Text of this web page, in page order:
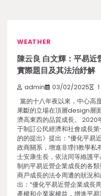
WEATHER
陳云良 白文輝：平易
實際題目及其法治紓解
admin 03/02/2025
黨的十八年夜以來，中心高
果斷的立場在頂層design層
濟高東西的品質成長。 2020
于制訂公民經濟和社會成長
的的提出》提出：“優化平易
政商關系，增進非1對1教學
士安康生長，依法同等維護
制約平易近營企業成長的各
商戶成長的法令周遭的狀況
出：“優化平易近營企業成長
產權和企業家權益，增進平